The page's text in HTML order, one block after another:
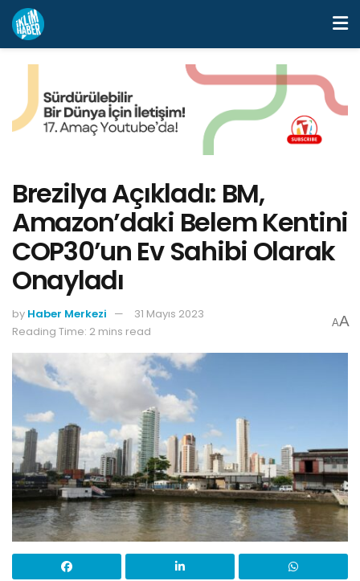
Brezilya Açıkladı: BM,
Amazon’daki Belem Kentini
COP30’un Ev Sahibi Olarak
Onayladı
by Haber Merkezi
31 Mayıs 2023
Reading Time: 2 mins read
AA